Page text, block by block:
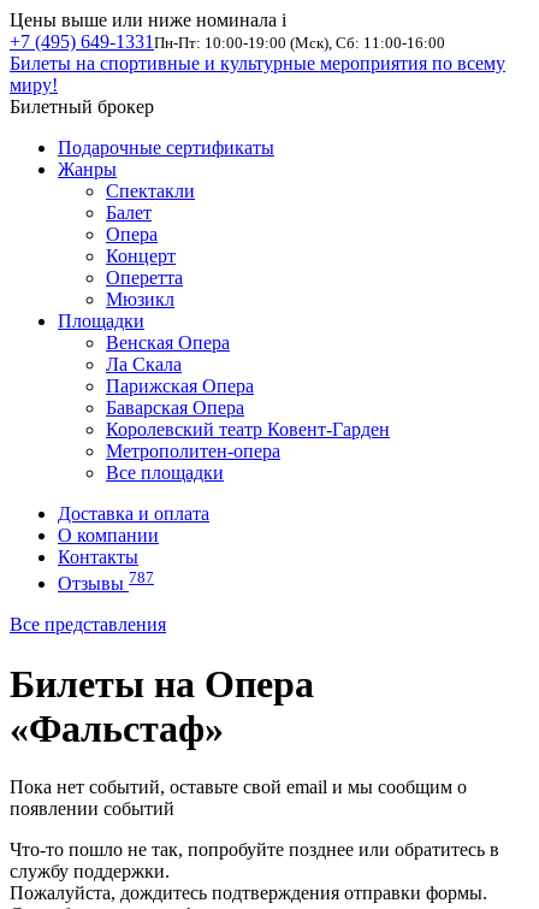
Цены выше или ниже номинала i
+7 (495) 649-1331 Пн-Пт: 10:00-19:00 (Мск), Сб: 11:00-16:00
Билеты на спортивные и культурные мероприятия по всему
миру!
Билетный брокер
Подарочные сертификаты
Жанры
Спектакли
Балет
Опера
Концерт
Оперетта
Мюзикл
Площадки
Венская Опера
Ла Скала
Парижская Опера
Баварская Опера
Королевский театр Ковент-Гарден
Метрополитен-опера
Все площадки
Доставка и оплата
О компании
Контакты
Отзывы 787
Все представления
Билеты на Опера
«Фальстаф»
Пока нет событий, оставьте свой email и мы сообщим о
появлении событий
Что-то пошло не так, попробуйте позднее или обратитесь в
службу поддержки.
Пожалуйста, дождитесь подтверждения отправки формы.